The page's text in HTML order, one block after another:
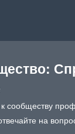
сообществу
на